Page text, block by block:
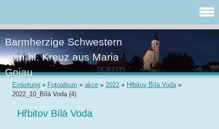
Barmherzige Schwestern
vom hl. Kreuz aus Maria
Gojau
Einleitung » Fotoalbum » akce » 2022 » Hřbitov Bílá Voda»
2022_10_Bílá Voda (4)
Hřbitov Bílá Voda